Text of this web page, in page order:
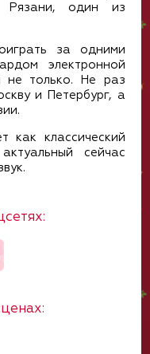
Рязани, один из
за одними
электронной
не только. Не раз
и Петербург, а
как классический
сейчас